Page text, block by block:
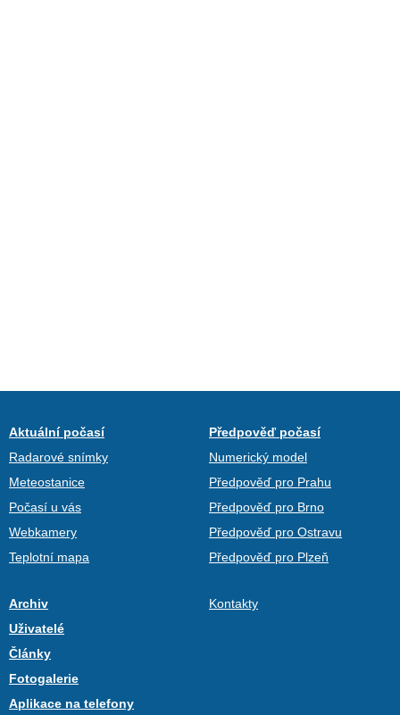
Aktuální počasí
Radarové snímky
Meteostanice
Počasí u vás
Webkamery
Teplotní mapa
Předpověď počasí
Numerický model
Předpověď pro Prahu
Předpověď pro Brno
Předpověď pro Ostravu
Předpověď pro Plzeň
Archiv
Uživatelé
Články
Fotogalerie
Aplikace na telefony
Kontakty